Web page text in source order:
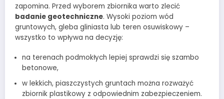
zapomina. Przed wyborem zbiornika warto zlecić
badanie geotechniczne. Wysoki poziom wód
gruntowych, gleba gliniasta lub teren osuwiskowy –
wszystko to wpływa na decyzję:
na terenach podmokłych lepiej sprawdzi się szambo
betonowe,
w lekkich, piaszczystych gruntach można rozważyć
zbiornik plastikowy z odpowiednim zabezpieczeniem.